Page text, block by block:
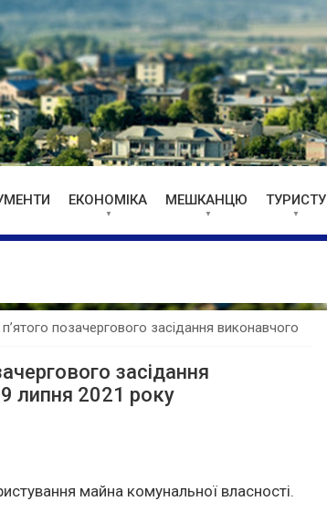
ЕКОНОМІКА МЕШКАНЦЮ ТУРИСТУ
позачергового засідання виконавчого
засідання
липня 2021 року
майна комунальної власності.